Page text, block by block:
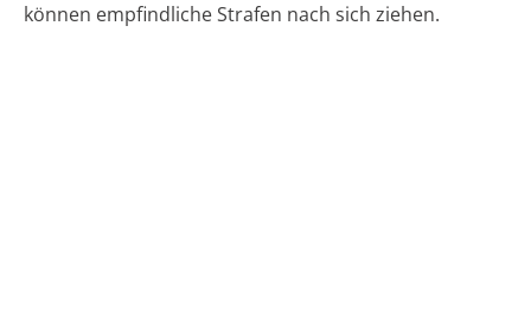
können empfindliche Strafen nach sich ziehen.